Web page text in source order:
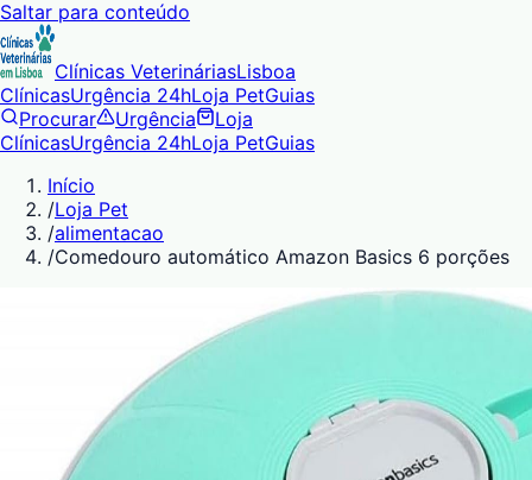
Saltar para conteúdo
Clínicas VeterináriasLisboa
ClínicasUrgência 24hLoja PetGuias
Procurar
Urgência
Loja
ClínicasUrgência 24hLoja PetGuias
Início
/Loja Pet
/alimentacao
/Comedouro automático Amazon Basics 6 porções